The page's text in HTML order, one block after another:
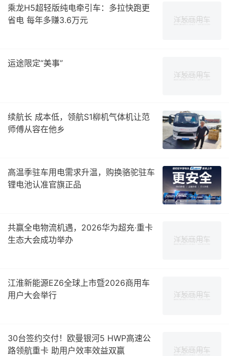
乘龙H5超轻版纯电牵引车：多拉快跑更
省电 每年多赚3.6万元
运途限定“美事”
续航长 成本低，领航S1柳机气体机让范
师傅从容在他乡
高温季驻车用电需求升温，购换骆驼驻车
锂电池认准官旗正品
共赢全电物流机遇，2026华为超充·重卡
生态大会成功举办
江淮新能源EZ6全球上市暨2026商用车
用户大会举行
30台签约交付！欧曼银河5 HWP高速公
路领航重卡 助用户效率效益双赢